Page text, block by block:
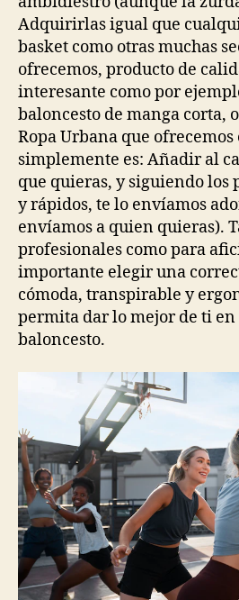
Adquirirlas igual que
basket como otras muchas
ofrecemos, producto de
interesante como por
baloncesto de manga corta,
Ropa Urbana que
simplemente es: Añadir al
que quieras, y siguiendo los
y rápidos, te lo envíamos
envíamos a quien quieras).
profesionales como para
importante elegir una
cómoda, transpirable y
permita dar lo mejor de ti en
baloncesto.